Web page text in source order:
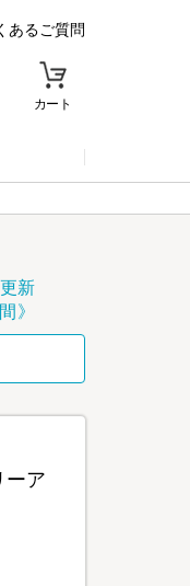
あるご質問
カート
新
》
ーア